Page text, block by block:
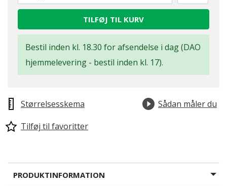
TILFØJ TIL KURV
Bestil inden kl. 18.30 for afsendelse i dag (DAO
hjemmelevering - bestil inden kl. 17).
Størrelsesskema
Sådan måler du
Tilføj til favoritter
PRODUKTINFORMATION